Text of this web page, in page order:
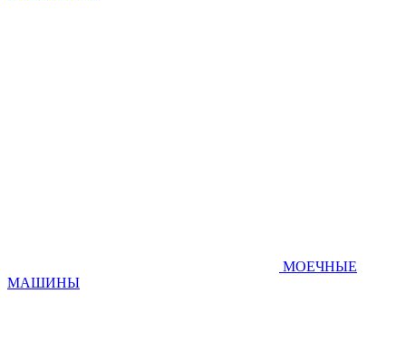
МОЕЧНЫЕ
МАШИНЫ